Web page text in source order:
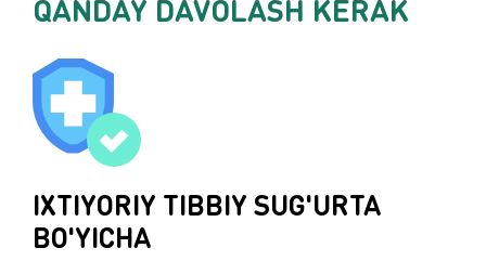
QANDAY DAVOLASH KERAK
IXTIYORIY TIBBIY SUG'URTA
BO'YICHA